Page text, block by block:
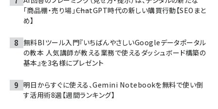
「商品棚・売り場」――ChatGPT時代の新しい購買行動【SEOまと
め】
無料BIツール入門『いちばんやさしいGoogleデータポータル
の教本 人気講師が教える業務で使えるダッシュボード構築の
基本』を3名様にプレゼント
明日からすぐに使える、Gemini Notebookを無料で使い倒
す活用術8選【週間ランキング】